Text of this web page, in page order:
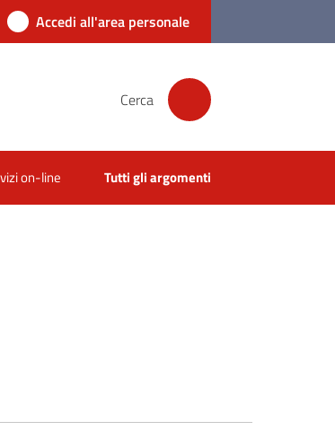
Accedi all'area personale
Cerca
on-line Tutti gli argomenti